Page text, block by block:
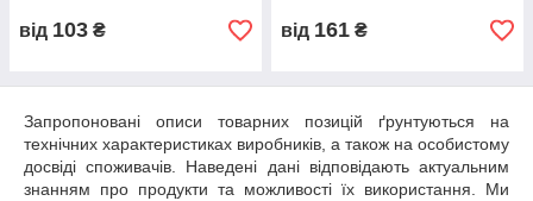
від 103 ₴ від 161 ₴
Запропоновані описи товарних позицій ґрунтуються на
технічних характеристиках виробників, а також на особистому
досвіді споживачів. Наведені дані відповідають актуальним
знанням про продукти та можливості їх використання. Ми